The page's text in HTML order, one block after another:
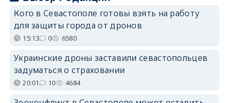
Кого в Севастополе готовы взять на работу
для защиты города от дронов
15:13 0 6580
Украинские дроны заставили севастопольцев
задуматься о страховании
20:01 10 4684